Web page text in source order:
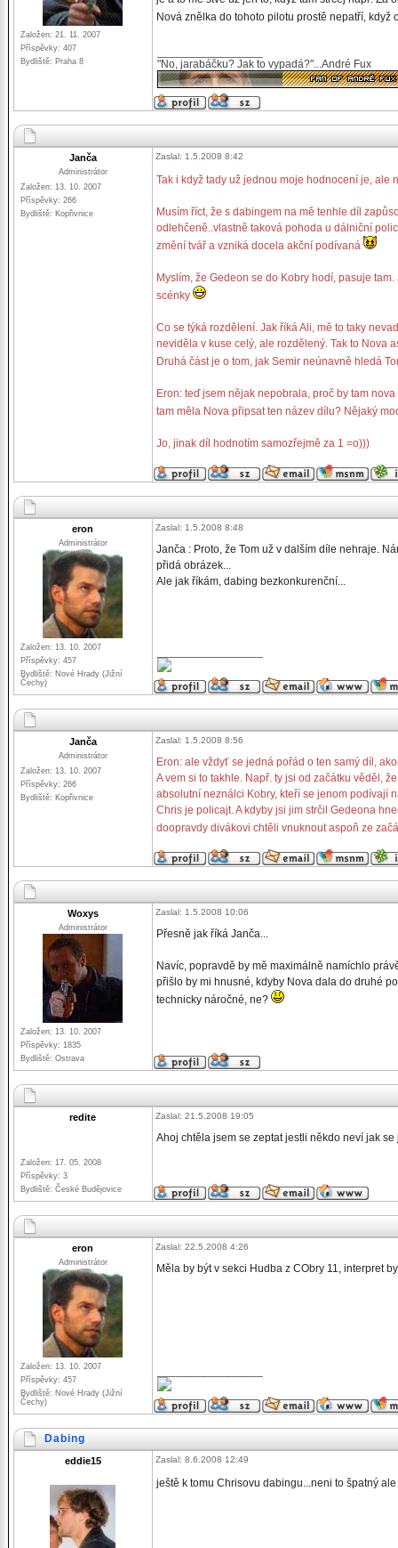
Založen: 21. 11. 2007
Příspěvky: 407
Bydliště: Praha 8
Nová znělka do tohoto pilotu prostě nepatří,
"No, jarabáčku? Jak to vypadá?"...André Fux
Janča
Administrátor
Založen: 13. 10. 2007
Příspěvky: 266
Bydliště: Kopřivnice
Zaslal: 1.5.2008 8:42
Tak i když tady už jednou moje hodnocení je,
Musím říct, že s dabingem na mě tenhle díl
odlehčeně..vlastně taková pohoda u dálniční
změní tvář a vzniká docela akční podívaná
Myslím, že Gedeon se do Kobry hodí, pasuje
scénky
Co se týká rozdělení. Jak říká Ali, mě to taky
neviděla v kuse celý, ale rozdělený. Tak to Nova
Druhá část je o tom, jak Semir neúnavně hledá
Eron: teď jsem nějak nepobrala, proč by tam
tam měla Nova připsat ten název dílu? Nějaký
Jo, jinak díl hodnotím samozřejmě za 1 =o)))
eron
Administrátor
Založen: 13. 10. 2007
Příspěvky: 457
Bydliště: Nové Hrady (Jižní
Čechy)
Zaslal: 1.5.2008 8:48
Janča : Proto, že Tom už v dalším díle nehraje.
přidá obrázek...
Ale jak říkám, dabing bezkonkurenční...
Janča
Administrátor
Založen: 13. 10. 2007
Příspěvky: 266
Bydliště: Kopřivnice
Zaslal: 1.5.2008 8:56
Eron: ale vždyť se jedná pořád o ten samý díl,
A vem si to takhle. Např. ty jsi od začátku věděl,
absolutní neználci Kobry, kteří se jenom podívají
Chris je policajt. A kdyby jsi jim strčil Gedeona
doopravdy divákovi chtěli vnuknout aspoň ze
Woxys
Administrátor
Založen: 13. 10. 2007
Příspěvky: 1835
Bydliště: Ostrava
Zaslal: 1.5.2008 10:06
Přesně jak říká Janča...
Navíc, popravdě by mě maximálně namíchlo
přišlo by mi hnusné, kdyby Nova dala do druhé
technicky náročné, ne?
redite
Založen: 17. 05. 2008
Příspěvky: 3
Bydliště: České Budějovice
Zaslal: 21.5.2008 19:05
Ahoj chtěla jsem se zeptat jestli někdo neví jak
eron
Administrátor
Založen: 13. 10. 2007
Příspěvky: 457
Bydliště: Nové Hrady (Jižní
Čechy)
Zaslal: 22.5.2008 4:26
Měla by být v sekci Hudba z CObry 11, interpret
Dabing
eddie15 Zaslal: 8.6.2008 12:49
ještě k tomu Chrisovu dabingu...neni to špatný